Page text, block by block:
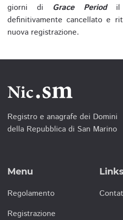
giorni di Grace Periodil
definitivamente cancellato e
nuova registrazione.
Registro e anagrafe dei Domini
della Repubblica di San Marino
Menu
Regolamento
Registrazione
Links